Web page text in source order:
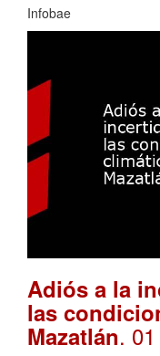
Infobae
Adiós a la
las
Mazatlán.